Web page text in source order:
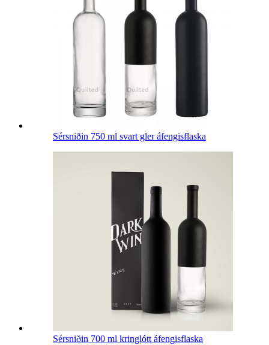
Sérsniðin 750 ml svart gler áfengisflaska
Sérsniðin 700 ml kringlótt áfengisflaska